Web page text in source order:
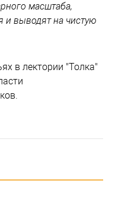
масштаба,
и выводят на чистую
в лектории "Толка"